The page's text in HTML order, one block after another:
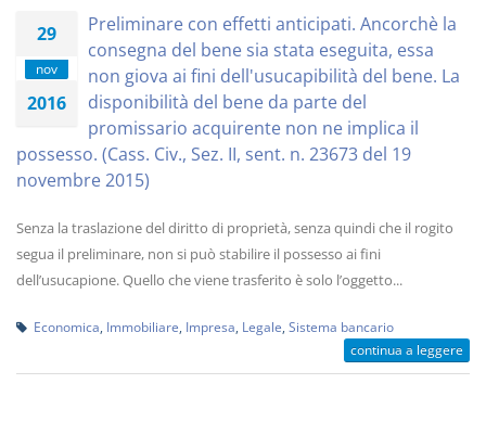
29
nov
2016
Preliminare con effetti anticipati. Ancorchè la
consegna del bene sia stata eseguita, essa
non giova ai fini dell'usucapibilità del bene. La
disponibilità del bene da parte del
promissario acquirente non ne implica il
possesso. (Cass. Civ., Sez. II, sent. n. 23673 del 19
novembre 2015)
Senza la traslazione del diritto di proprietà, senza quindi che il rogito
segua il preliminare, non si può stabilire il possesso ai fini
dell’usucapione. Quello che viene trasferito è solo l’oggetto...
Economica Immobiliare Impresa Legale Sistema bancario
continua a leggere